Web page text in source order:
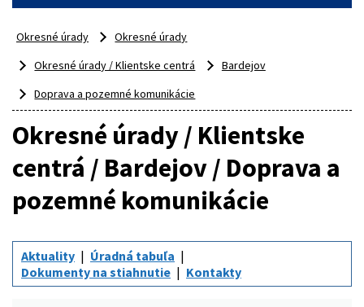
Okresné úrady
Okresné úrady
Okresné úrady / Klientske centrá
Bardejov
Doprava a pozemné komunikácie
Okresné úrady / Klientske
centrá / Bardejov / Doprava a
pozemné komunikácie
Aktuality
Úradná tabuľa
Dokumenty na stiahnutie
Kontakty